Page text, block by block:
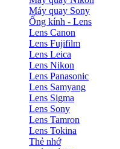
Máy quay Sony
Ống kính - Lens
Lens Canon
Lens Fujifilm
Lens Leica
Lens Nikon
Lens Panasonic
Lens Samyang
Lens Sigma
Lens Sony
Lens Tamron
Lens Tokina
Thẻ nhớ